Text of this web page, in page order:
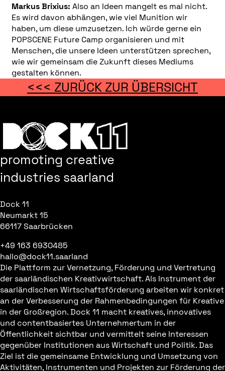
Markus Brixius: Also an Ideen mangelt es mal nicht.
Es wird davon abhängen, wie viel Munition wir
haben, um diese umzusetzen. Ich würde gerne ein
POPSCENE Future Camp organisieren und mit
Menschen, die unsere Ideen unterstützen sprechen,
wie wir gemeinsam die Zukunft dieses Mediums
gestalten können.
<<< ZURÜCK ZUR ÜBERSICHT
promoting creative
industries saarland
Dock 11
Neumarkt 15
66117 Saarbrücken
+49 163 6930485
hallo@dock11.saarland
Die Plattform zur Vernetzung, Förderung und Vertretung
der saarländischen Kreativwirtschaft. Als Instrument der
saarländischen Wirtschaftsförderung arbeiten wir konkret
an der Verbesserung der Rahmenbedingungen für Kreative
in der Großregion. Dock 11 macht kreatives, innovatives
und contentbasiertes Unternehmertum in der
Öffentlichkeit sichtbar und vermittelt seine Interessen
gegenüber Institutionen aus Wirtschaft und Politik. Das
Ziel ist die gemeinsame Entwicklung und Umsetzung von
Aktivitäten, Instrumenten und Projekten zur Förderung der